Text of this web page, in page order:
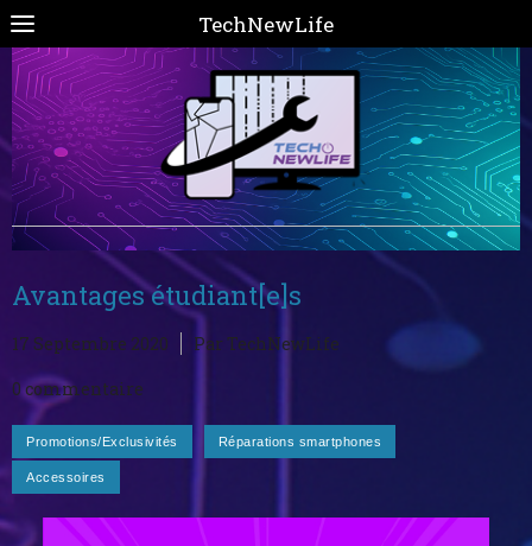
TechNewLife
Avantages étudiant[e]s
17 Septembre 2020
Par TechNewLife
0 commentaire